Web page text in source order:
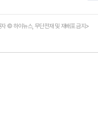
© 하이뉴스, 무단전재 및 재배포 금지>